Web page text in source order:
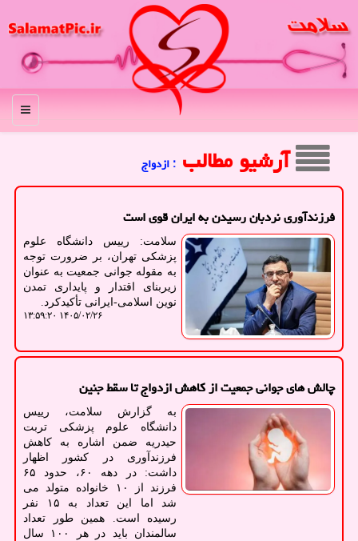
منو
آرشیو مطالب : ازدواج
فرزندآوری نردبان رسیدن به ایران قوی است
سلامت: رییس دانشگاه علوم
پزشکی تهران، بر ضرورت توجه
به مقوله جوانی جمعیت به عنوان
زیربنای اقتدار و پایداری تمدن
نوین اسلامی-ایرانی تأکیدکرد.
۱۴۰۵/۰۲/۲۶ ۱۳:۵۹:۲۰
چالش های جوانی جمعیت از کاهش ازدواج تا سقط جنین
به گزارش سلامت، رییس
دانشگاه علوم پزشکی تربت
حیدریه ضمن اشاره به کاهش
فرزندآوری در کشور اظهار
داشت: در دهه ۶۰، حدود ۶۵
فرزند از ۱۰ خانواده متولد می
شد اما این تعداد به ۱۵ نفر
رسیده است. همین طور تعداد
سالمندان باید در هر ۱۰۰ سال